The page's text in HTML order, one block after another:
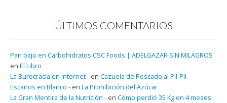
ÚLTIMOS COMENTARIOS
Pan bajo en Carbohidratos CSC Foods | ADELGAZAR SIN MILAGROS
en El Libro
La Burocracia en Internet - en Cazuela de Pescado al Pil-Pil
Escaños en Blanco - en La Prohibición del Azúcar
La Gran Mentira de la Nutrición - en Cómo perdió 35 Kg en 4 meses